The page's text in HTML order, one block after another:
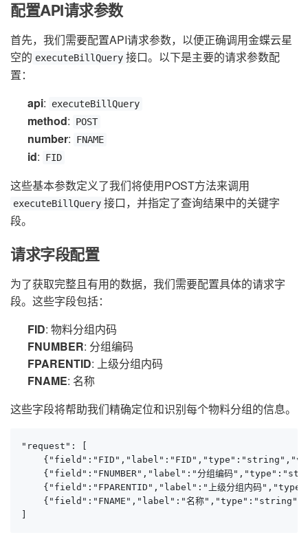
配置API请求参数
首先，我们需要配置API请求参数，以便正确调用金蝶云星
空的 executeBillQuery 接口。以下是主要的请求参数配
置：
api: executeBillQuery
method: POST
number: FNAME
id: FID
这些基本参数定义了我们将使用POST方法来调用
executeBillQuery 接口，并指定了查询结果中的关键字
段。
请求字段配置
为了获取完整且有用的数据，我们需要配置具体的请求字
段。这些字段包括：
FID: 物料分组内码
FNUMBER: 分组编码
FPARENTID: 上级分组内码
FNAME: 名称
这些字段将帮助我们精确定位和识别每个物料分组的信息。
"request": [
{"field":"FNUMBER","label":"分组编码
{"field":"FPARENTID","label":"上级分组内码
{"field":"FNAME","label":"名称
]